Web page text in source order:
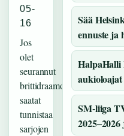
05-
16
Jos
olet
seurannut
brittidraamoja,
saatat
tunnistaa
sarjojen
Sää
ennuste ja
HalpaHalli
SM-liiga